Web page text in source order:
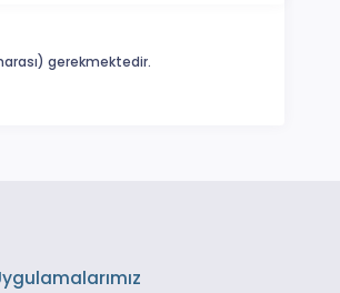
gerekmektedir.